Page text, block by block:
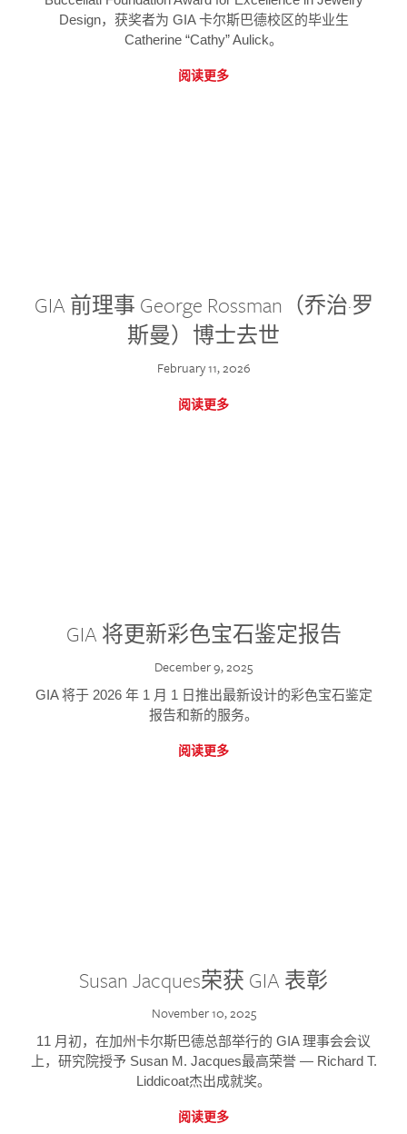
Design，获奖者为 GIA 卡尔斯巴德校区的毕业生
Catherine “Cathy” Aulick。
阅读更多
GIA 前理事 George Rossman（乔治·罗
斯曼）博士去世
February 11, 2026
阅读更多
GIA 将更新彩色宝石鉴定报告
December 9, 2025
GIA 将于 2026 年 1 月 1 日推出最新设计的彩色宝石鉴定
报告和新的服务。
阅读更多
Susan Jacques荣获 GIA 表彰
November 10, 2025
11 月初，在加州卡尔斯巴德总部举行的 GIA 理事会会议
上，研究院授予 Susan M. Jacques最高荣誉 — Richard T.
Liddicoat杰出成就奖。
阅读更多